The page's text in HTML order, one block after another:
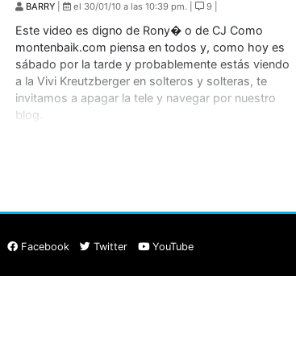
BARRY el 30/01/10 a las 10:39 pm. | 9 |
Este video es digno de Rony� o de CJ Como
montenbaik.com piensa en todos y, como hoy es
sábado por la tarde y probablemente estás viendo
a la Vivi Kreutzberger en solteros y solteras, te
invitamos a apagar la tele y navegar por nuestro
blog.
Facebook Twitter YouTube